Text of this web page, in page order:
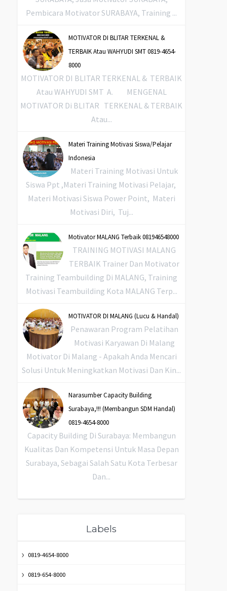
Pembicara Motivator SURABAYA, Training ...
MOTIVATOR DI BLITAR TERKENAL &
TERBAIK Atau WAHYUDI SMT 0819-4654-
8000
MOTIVATOR DI BLITAR TERKENAL & TERBAIK
Atau WAHYUDI SMT A. MENGENAL
MOTIVATOR Di BLITAR TERKENAL & TERBAIK
Atau...
Materi Training Motivasi Siswa/Pelajar
Indonesia
Materi Training Motivasi Untuk
Siswa Ppt ,Materi Training Motivasi Pelajar,
Materi Motivasi Siswa Power Point, Materi
Motivasi Diri, Tuj...
Motivator MALANG Terbaik 081946548000
TRAINING MOTIVASI MALANG
TERBAIK Trainer Dan Motivator
Training Teambuilding Di MALANG, Training
Motivasi Teambuilding Kota MALANG Terp...
MOTIVATOR DI MALANG (Lucu & Handal)
Penawaran Program Pelatihan
Motivasi Karyawan Di Malang
Motivator Di Malang - Apakah Anda Mencari
Solusi Untuk Meningkatkan Motivasi Dan Kin...
Narasumber Capacity Building
Surabaya,!!! (Membangun SDM Handal)
0819-4654-8000
Capacity Building Di Surabaya: Membangun
Kualitas Dan Kompetensi Untuk Masa Depan
Surabaya, Sebagai Salah Satu Kota Terbesar
Dan...
Labels
0819-4654-8000
0819-654-8000